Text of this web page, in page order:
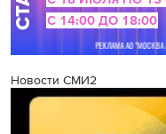
Новости СМИ2